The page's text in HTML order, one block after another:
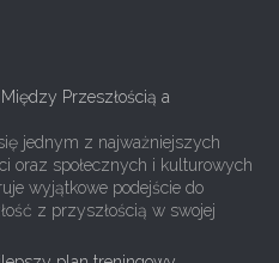
Przeszłością a
jednym z najważniejszych
oraz społecznych i kulturowych
wyjątkowe podejście do
z przyszłością w swojej